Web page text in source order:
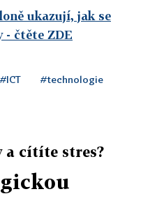
ukazují, jak se
- čtěte ZDE
#ICT #technologie
a cítíte stres?